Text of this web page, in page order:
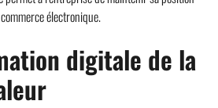
électronique.
digitale de la